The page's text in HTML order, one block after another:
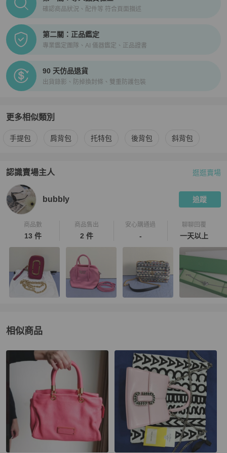
確認商品狀況、配件等 符合頁面描述
第二關：正品鑑定
專業鑑定團隊、AI 儀器鑑定、正品證書
90 天仿品退貨
出貨錄影、防掉換封條、雙重防護包裝
更多相似類別
更多Marc Jacobs女包 相似商品推薦
手提包 肩背包 托特包 後背包 斜背包
認識賣場主人
PopChill 拍拍圈嚴選賣家
逛逛賣場
bubbly 追蹤
商品數
13 件
商品售出
2 件
安心購通過
-
聊聊回覆
一天以上
相似商品
更多相似Marc Jacobs女包推薦精品